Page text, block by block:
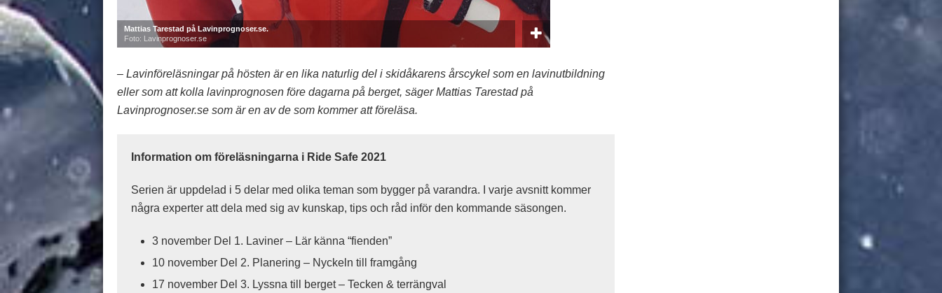
Mattias Tarestad på Lavinprognoser.se.
Foto: Lavinprognoser.se
– Lavinföreläsningar på hösten är en lika naturlig del i skidåkarens årscykel som en lavinutbildning
eller som att kolla lavinprognosen före dagarna på berget, säger Mattias Tarestad på
Lavinprognoser.se som är en av de som kommer att föreläsa.
Information om föreläsningarna i Ride Safe 2021
Serien är uppdelad i 5 delar med olika teman som bygger på varandra. I varje avsnitt kommer
några experter att dela med sig av kunskap, tips och råd inför den kommande säsongen.
3 november Del 1. Laviner – Lär känna “fienden”
10 november Del 2. Planering – Nyckeln till framgång
17 november Del 3. Lyssna till berget – Tecken & terrängval